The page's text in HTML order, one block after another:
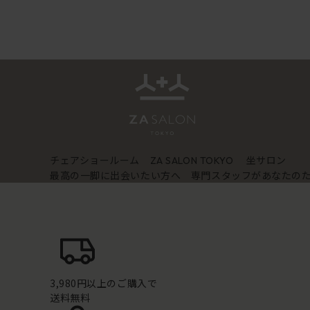
チェアショールーム ZA SALON TOKYO
坐サロン
最高の一脚に出会いたい方へ 専門スタッフがあなたの
3,980円以上のご購入で
送料無料